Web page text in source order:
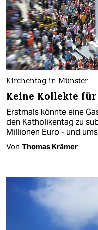
Kirchentag in Münster
Keine Kollekte
Erstmals könnte eine
den Katholikentag zu
Millionen Euro - und
Von Thomas Krämer